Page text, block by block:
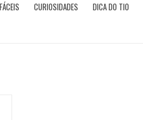
CURIOSIDADES DICA DO TIO